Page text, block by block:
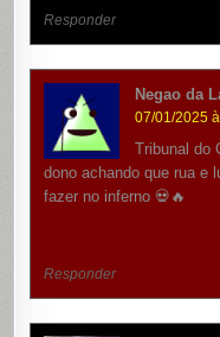
Responder
Negao da
07/01/2025
Tribunal do
dono achando que rua e
fazer no inferno 💀🔥
Responder